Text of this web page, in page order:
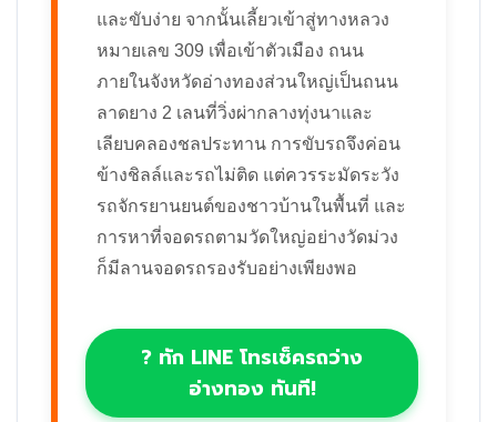
และขับง่าย จากนั้นเลี้ยวเข้าสู่ทางหลวง
หมายเลข 309 เพื่อเข้าตัวเมือง ถนน
ภายในจังหวัดอ่างทองส่วนใหญ่เป็นถนน
ลาดยาง 2 เลนที่วิ่งผ่ากลางทุ่งนาและ
เลียบคลองชลประทาน การขับรถจึงค่อน
ข้างชิลล์และรถไม่ติด แต่ควรระมัดระวัง
รถจักรยานยนต์ของชาวบ้านในพื้นที่ และ
การหาที่จอดรถตามวัดใหญ่อย่างวัดม่วง
ก็มีลานจอดรถรองรับอย่างเพียงพอ
? ทัก LINE โทรเช็ครถว่าง
อ่างทอง ทันที!